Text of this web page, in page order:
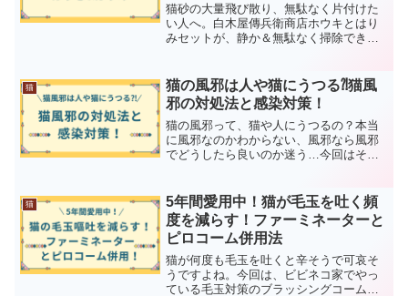
猫砂の大量飛び散り、無駄なく片付けた
い人へ。白木屋傳兵衛商店ホウキとはり
みセットが、静か＆無駄なく掃除できる
猫
猫の風邪は人や猫にうつる⁈猫風
邪の対処法と感染対策！
猫の風邪って、猫や人にうつるの？本当
に風邪なのかわからない、風邪なら風邪
でどうしたら良いのか迷う…今回はそん
策などを解説します。この記事を読ん
で、最善の対処、対策をしましょう！
猫
5年間愛用中！猫が毛玉を吐く頻
度を減らす！ファーミネーターと
ピロコーム併用法
猫が何度も毛玉を吐くと辛そうで可哀そ
うですよね。今回は、ビビネコ家でやっ
ている毛玉対策のブラッシングコームの